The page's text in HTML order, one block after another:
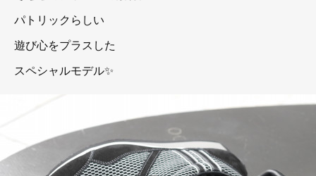
パトリックらしい
遊び心をプラスした
スペシャルモデル✨